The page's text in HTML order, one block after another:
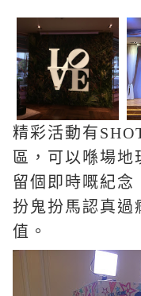
精彩活動有
區，可以喺場地
留個即時嘅紀念
扮鬼扮馬認真過
值。